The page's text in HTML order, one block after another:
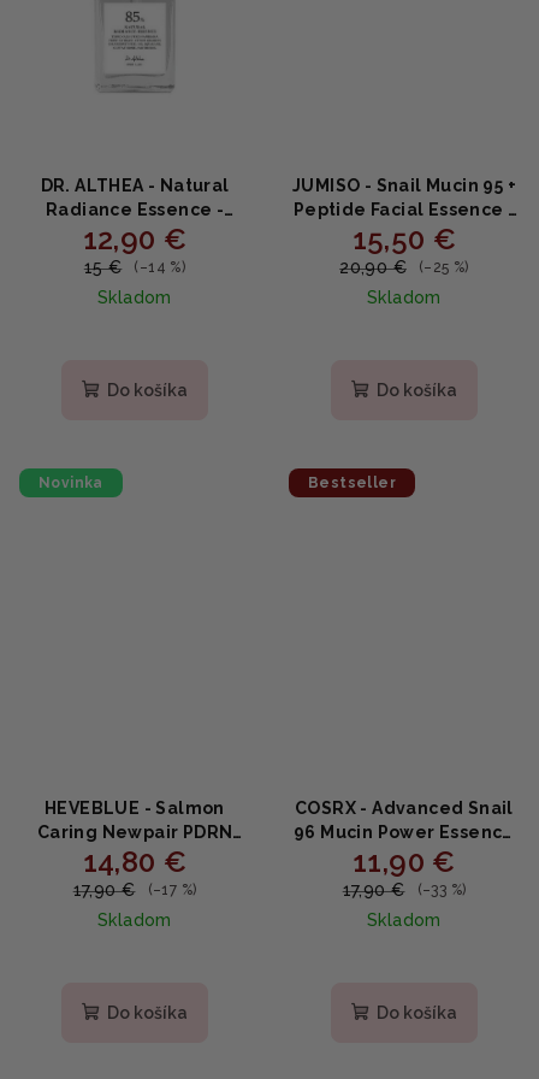
DR. ALTHEA - Natural
Radiance Essence -
Rozjasňujúce sérum so
slivkou kakadu 30ml
12,90 €
15 € (–14 %)
Skladom
Do košíka
JUMISO - Snail Mucin 95 +
Peptide Facial Essence -
Obnovujúca esencia s
mucínom 140ml
15,50 €
20,90 € (–25 %)
Skladom
produktu
Do košíka
Novinka
HEVEBLUE - Salmon
Caring Newpair PDRN
Booster 100,000 Shot
Essence - regeneračná
booster esencia s PDRN a
centellou 5ml
14,80 €
17,90 € (–17 %)
Skladom
Do košíka
Bestseller
COSRX - Advanced Snail
96 Mucin Power Essence
- Regeneračná esencia s
96 % slimačieho mucínu
11,90 €
17,90 € (–33 %)
Skladom
produktu
Do košíka